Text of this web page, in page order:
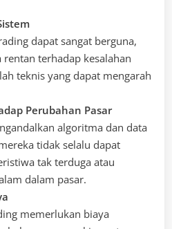
dapat sangat berguna,
terhadap kesalahan
teknis yang dapat mengarah
Perubahan Pasar
algoritma dan data
tidak selalu dapat
tak terduga atau
dalam pasar.
memerlukan biaya